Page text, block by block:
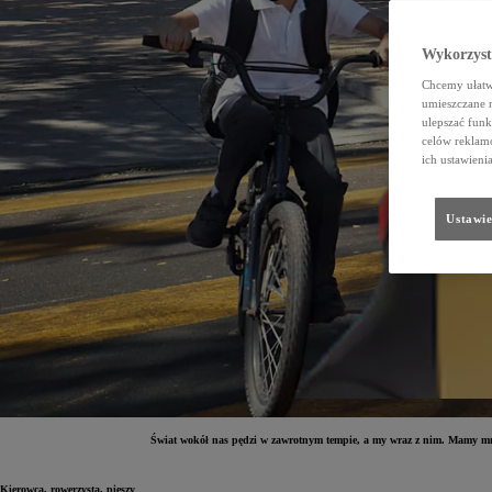
Świat wokół nas pędzi w zawrotnym tempie, a my wraz z nim. Mamy
Chcemy
ulepszać
celów
ich